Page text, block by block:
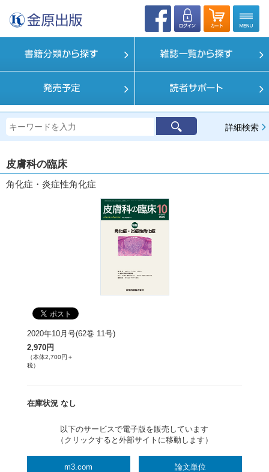
詳細検索
皮膚科の臨床
角化症・炎症性角化症
2020年10月号(62巻 11号)
2,970円
（本体2,700円＋
税）
在庫状況 なし
以下のサービスで電子版を販売しています
（クリックすると外部サイトに移動します）
m3.com 論文単位